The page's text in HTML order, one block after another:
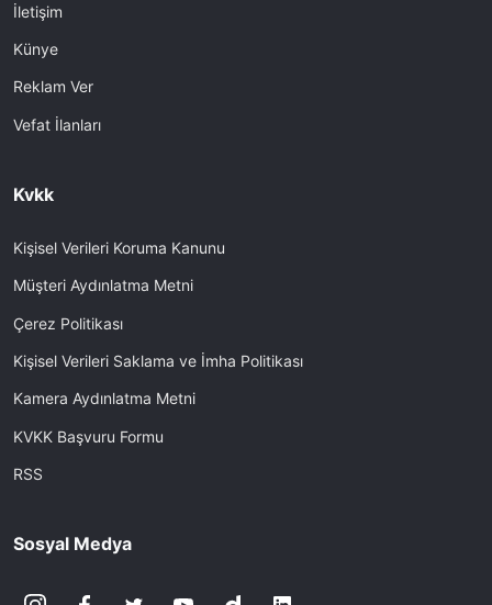
İletişim
Künye
Reklam Ver
Vefat İlanları
Kvkk
Kişisel Verileri Koruma Kanunu
Müşteri Aydınlatma Metni
Çerez Politikası
Kişisel Verileri Saklama ve İmha Politikası
Kamera Aydınlatma Metni
KVKK Başvuru Formu
RSS
Sosyal Medya